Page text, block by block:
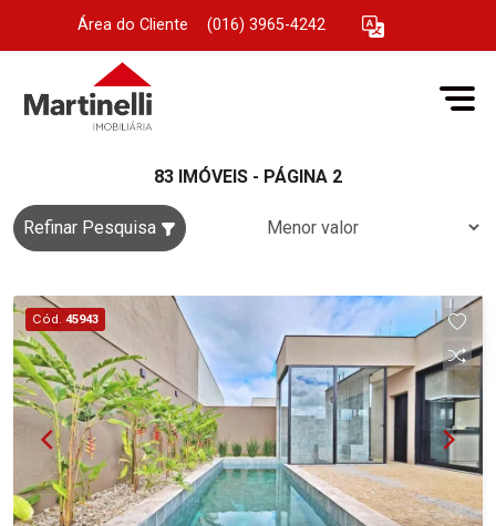
Área do Cliente (016) 3965-4242
83 IMÓVEIS - PÁGINA 2
Refinar Pesquisa
Cód. 45943